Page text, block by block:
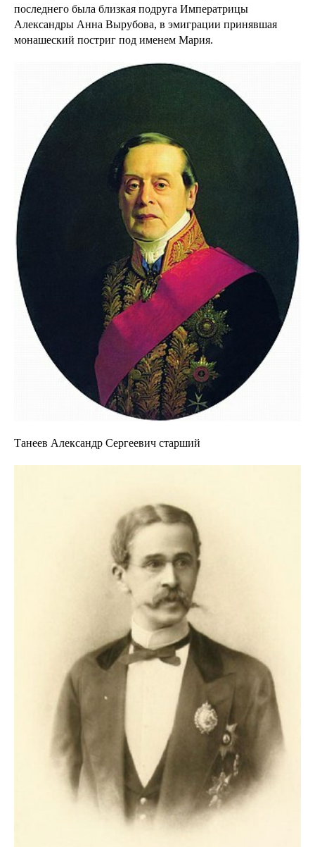
последнего была близкая подруга Императрицы
Александры Анна Вырубова, в эмиграции принявшая
монашеский постриг под именем Мария.
Танеев Александр Сергеевич старший